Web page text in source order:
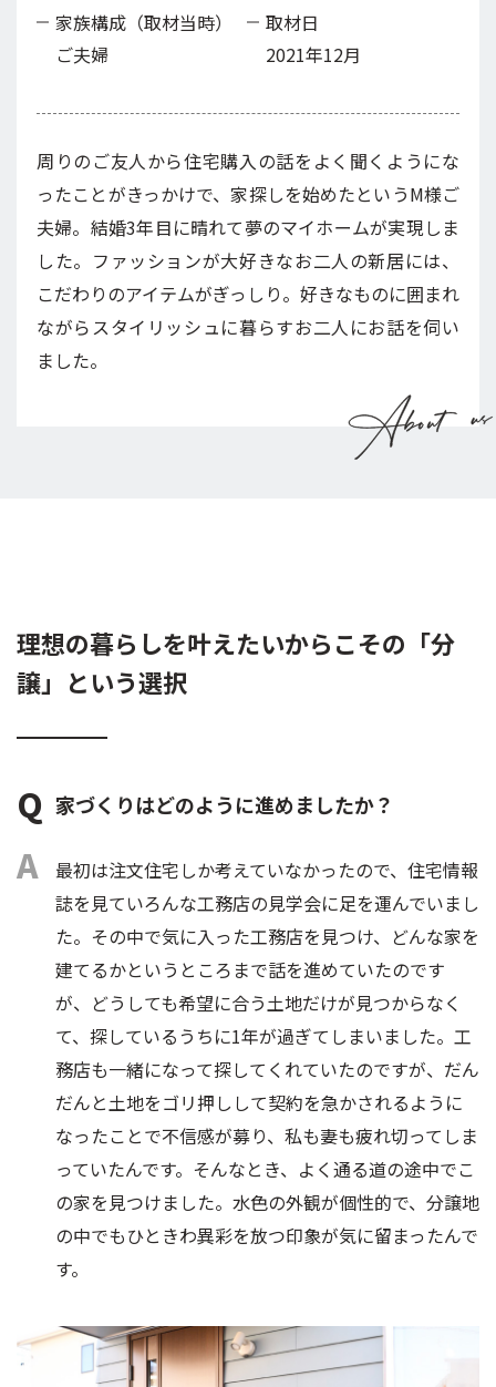
家族構成（取材当時）
ご夫婦
取材日
2021年12月
周りのご友人から住宅購入の話をよく聞くようにな
ったことがきっかけで、家探しを始めたというM様ご
夫婦。結婚3年目に晴れて夢のマイホームが実現しま
した。ファッションが大好きなお二人の新居には、
こだわりのアイテムがぎっしり。好きなものに囲まれ
ながらスタイリッシュに暮らすお二人にお話を伺い
ました。
理想の暮らしを叶えたいからこその「分
譲」という選択
家づくりはどのように進めましたか？
最初は注文住宅しか考えていなかったので、住宅情報
誌を見ていろんな工務店の見学会に足を運んでいまし
た。その中で気に入った工務店を見つけ、どんな家を
建てるかというところまで話を進めていたのです
が、どうしても希望に合う土地だけが見つからなく
て、探しているうちに1年が過ぎてしまいました。工
務店も一緒になって探してくれていたのですが、だん
だんと土地をゴリ押しして契約を急かされるように
なったことで不信感が募り、私も妻も疲れ切ってしま
っていたんです。そんなとき、よく通る道の途中でこ
の家を見つけました。水色の外観が個性的で、分譲地
の中でもひときわ異彩を放つ印象が気に留まったんで
す。